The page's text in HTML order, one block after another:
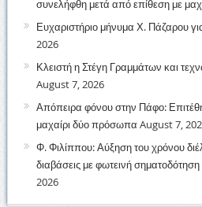
συνελήφθη μετά από επίθεση με
Ευχαριστήριο μήνυμα Χ. Πάζαρου
2026
Κλειστή η Στέγη Γραμμάτων και
August 7, 2026
Απόπειρα φόνου στην Πάφο:
μαχαίρι δύο πρόσωπα August 7,
Φ. Φιλίππου: Αύξηση του χρόνου
διαβάσεις με φωτεινή
2026